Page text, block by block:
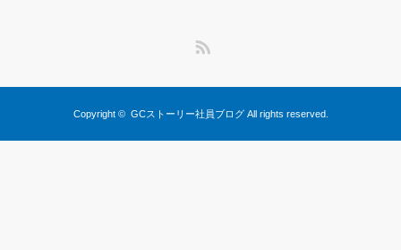
Copyright © GCストーリー社員ブログAll rights reserved.